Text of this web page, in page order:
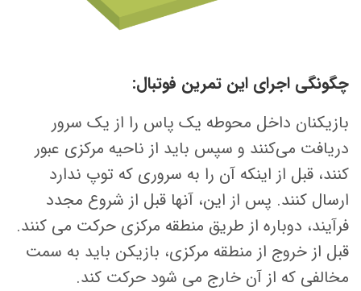
چگونگی اجرای این تمرین فوتبال:
بازیکنان داخل محوطه یک پاس را از یک سرور
دریافت می‌کنند و سپس باید از ناحیه مرکزی عبور
کنند، قبل از اینکه آن را به سروری که توپ ندارد
ارسال کنند. پس از این، آنها قبل از شروع مجدد
فرآیند، دوباره از طریق منطقه مرکزی حرکت می کنند.
قبل از خروج از منطقه مرکزی، بازیکن باید به سمت
مخالفی که از آن خارج می شود حرکت کند.